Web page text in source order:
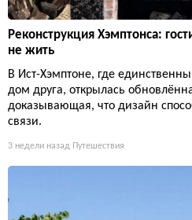
Реконструкция Хэмптонса:
не жить
В Ист-Хэмптоне, где
дом друга, открылась
доказывающая, что дизайн
связи.
3 недели назад Путешествия